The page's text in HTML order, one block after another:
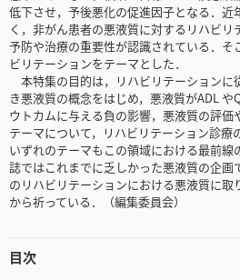
低下させ，予後悪化の促進因子となる．近
く，非がん患者の悪液質に対するリハビ
予防や治療の重要性が認識されている．そ
ビリテーションをテーマとした．
本特集の目的は，リハビリテーションに
き悪液質の概念をはじめ，悪液質がADL
ウトカムに与える負の影響，悪液質の評価
テーマについて，リハビリテーション診療
いずれのテーマもこの領域における最前
誌ではこれまでに乏しかった悪液質の企画
のリハビリテーションにおける悪液質に
から祈っている．（編集委員会）
目次